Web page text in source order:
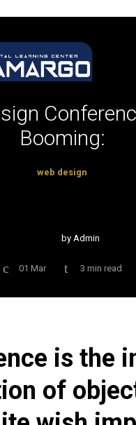
Booming:
web design
by Admin
01 Mar 3 min read
is the
of